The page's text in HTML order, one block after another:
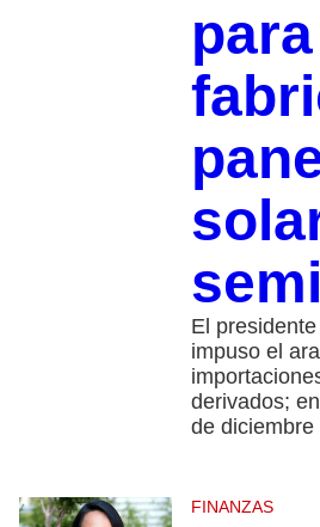
para
El
impuso el
derivados;
de diciembre
FINANZAS